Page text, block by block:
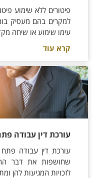
פיטורים ללא שימוע
למקרים בהם מעסיק
עימו שימוע או שיחה
קרא עוד
עורכת דין עבודה
עורכת דין עבודה פתח
שחושפות את דבר
לזכויות המגיעות להן